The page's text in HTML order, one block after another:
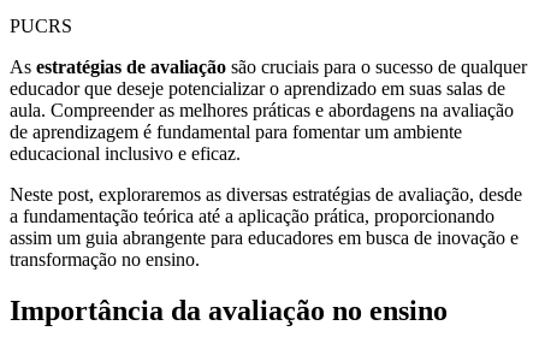
PUCRS
As estratégias de avaliação são cruciais para o sucesso de qualquer
educador que deseje potencializar o aprendizado em suas salas de
aula. Compreender as melhores práticas e abordagens na avaliação
de aprendizagem é fundamental para fomentar um ambiente
educacional inclusivo e eficaz.
Neste post, exploraremos as diversas estratégias de avaliação, desde
a fundamentação teórica até a aplicação prática, proporcionando
assim um guia abrangente para educadores em busca de inovação e
transformação no ensino.
Importância da avaliação no ensino